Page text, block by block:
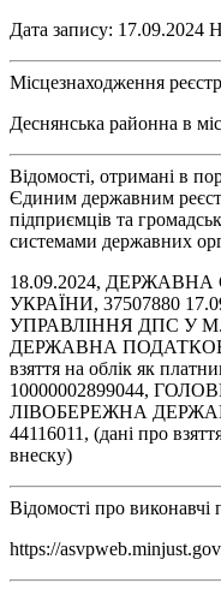
Дата запису: 17.09.2024
Місцезнаходження
Деснянська районна в
Відомості, отримані в
Єдиним державним
підприємців та
системами державних
18.09.2024,
УКРАЇНИ, 37507880
УПРАВЛІННЯ ДПС У
ДЕРЖАВНА ПОДАТКОВА
взяття на облік як
10000002899044,
ЛІВОБЕРЕЖНА
44116011, (дані про
внеску)
Відомості про
https://